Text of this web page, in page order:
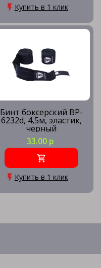
Купить в 1 клик
Бинт боксерский BP-
6232d, 4,5м, эластик,
черный
33.00 р
Купить в 1 клик